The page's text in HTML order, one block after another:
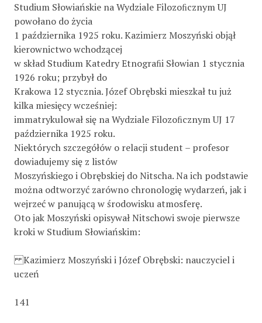
Studium Słowiańskie na Wydziale Filozoﬁcznym UJ
powołano do życia
1 października 1925 roku. Kazimierz Moszyński objął
kierownictwo wchodzącej
w skład Studium Katedry Etnograﬁi Słowian 1 stycznia
1926 roku; przybył do
Krakowa 12 stycznia. Józef Obrębski mieszkał tu już
kilka miesięcy wcześniej:
immatrykulował się na Wydziale Filozoﬁcznym UJ 17
października 1925 roku.
Niektórych szczegółów o relacji student – profesor
dowiadujemy się z listów
Moszyńskiego i Obrębskiej do Nitscha. Na ich podstawie
można odtworzyć zarówno chronologię wydarzeń, jak i
wejrzeć w panującą w środowisku atmosferę.
Oto jak Moszyński opisywał Nitschowi swoje pierwsze
kroki w Studium Słowiańskim:
Kazimierz Moszyński i Józef Obrębski: nauczyciel i
uczeń
141